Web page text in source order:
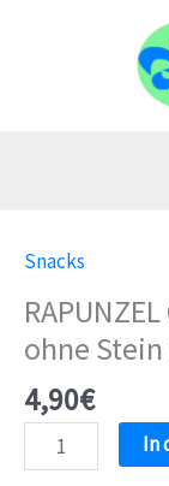
Snacks
ohne Stein
4,90€
RAPUNZEL
Oliven
In